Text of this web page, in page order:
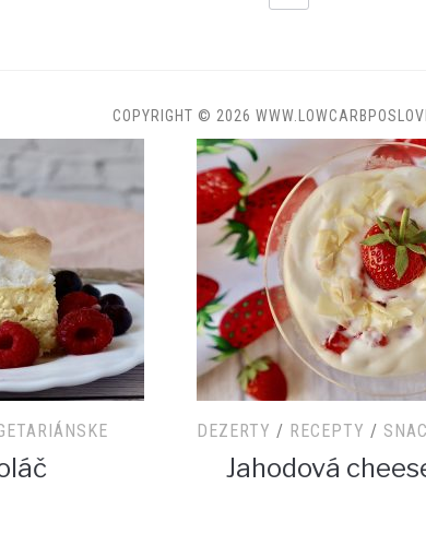
COPYRIGHT © 2026
DEZERTY RECEPTY/ SNACK/
Jahodová cheesecake